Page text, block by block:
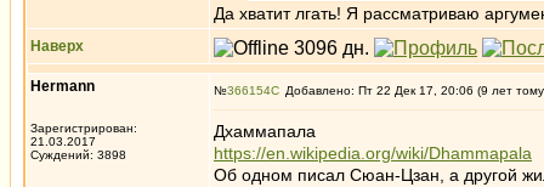
Да хватит лгать! Я рассматриваю
Наверх
Hermann
Зарегистрирован:
21.03.2017
Суждений: 3898
№366154 Добавлено: Пт 22 Дек 17, 20:06 (9 лет
Дхаммапала
https://en.wikipedia.org/wiki/Dhammapala
Об одном писал Сюан-Цзан, а другой